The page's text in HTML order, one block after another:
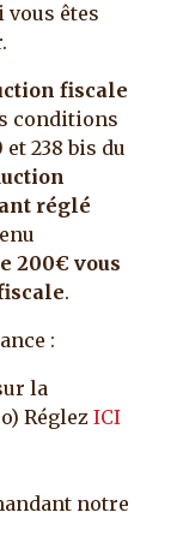
vous êtes
fiscale
conditions
238 bis du
réglé
200€ vous
.
:
la
Réglez ICI
notre